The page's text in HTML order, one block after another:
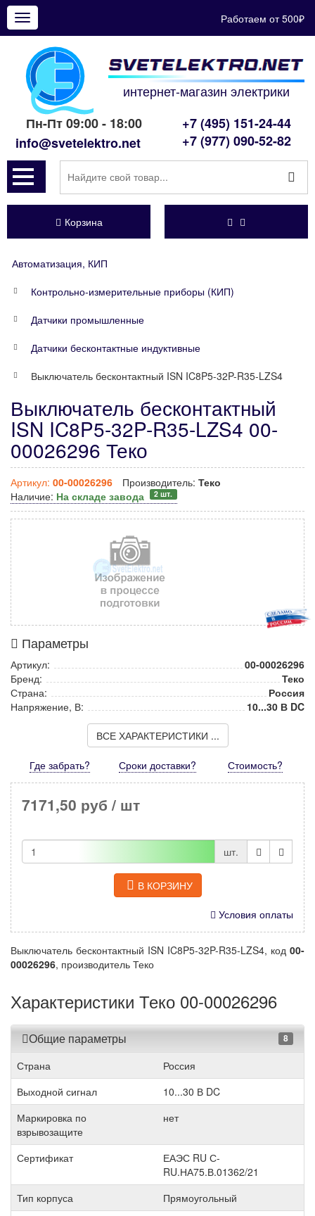
Показать
меню
Работаем от 500₽
интернет-магазин электрики
Пн-Пт 09:00 - 18:00
info@svetelektro.net
+7 (495) 151-24-44
+7 (977) 090-52-82
Корзина
Автоматизация, КИП
Контрольно-измерительные приборы (КИП)
Датчики промышленные
Датчики бесконтактные индуктивные
Выключатель бесконтактный ISN IC8P5-32P-R35-LZS4
Выключатель бесконтактный
ISN IC8P5-32P-R35-LZS4 00-
00026296 Теко
Артикул: 00-00026296 Производитель: Теко
Наличие: На складе завода 2 шт.
Параметры
Артикул:
00-00026296
Бренд:
Теко
Страна:
Россия
Напряжение, В:
10...30 В DC
ВСЕ ХАРАКТЕРИСТИКИ ...
Где забрать? Сроки доставки? Стоимость?
7171,50 руб / шт
шт.
В КОРЗИНУ
Условия оплаты
Выключатель бесконтактный ISN IC8P5-32P-R35-LZS4, код 00-
00026296, производитель Теко
Характеристики Теко 00-00026296
Общие параметры 8
Страна
Россия
Выходной сигнал
10...30 В DC
Маркировка по
взрывозащите
нет
Сертификат
ЕАЭС RU С-
RU.НА75.В.01362/21
Тип корпуса
Прямоугольный